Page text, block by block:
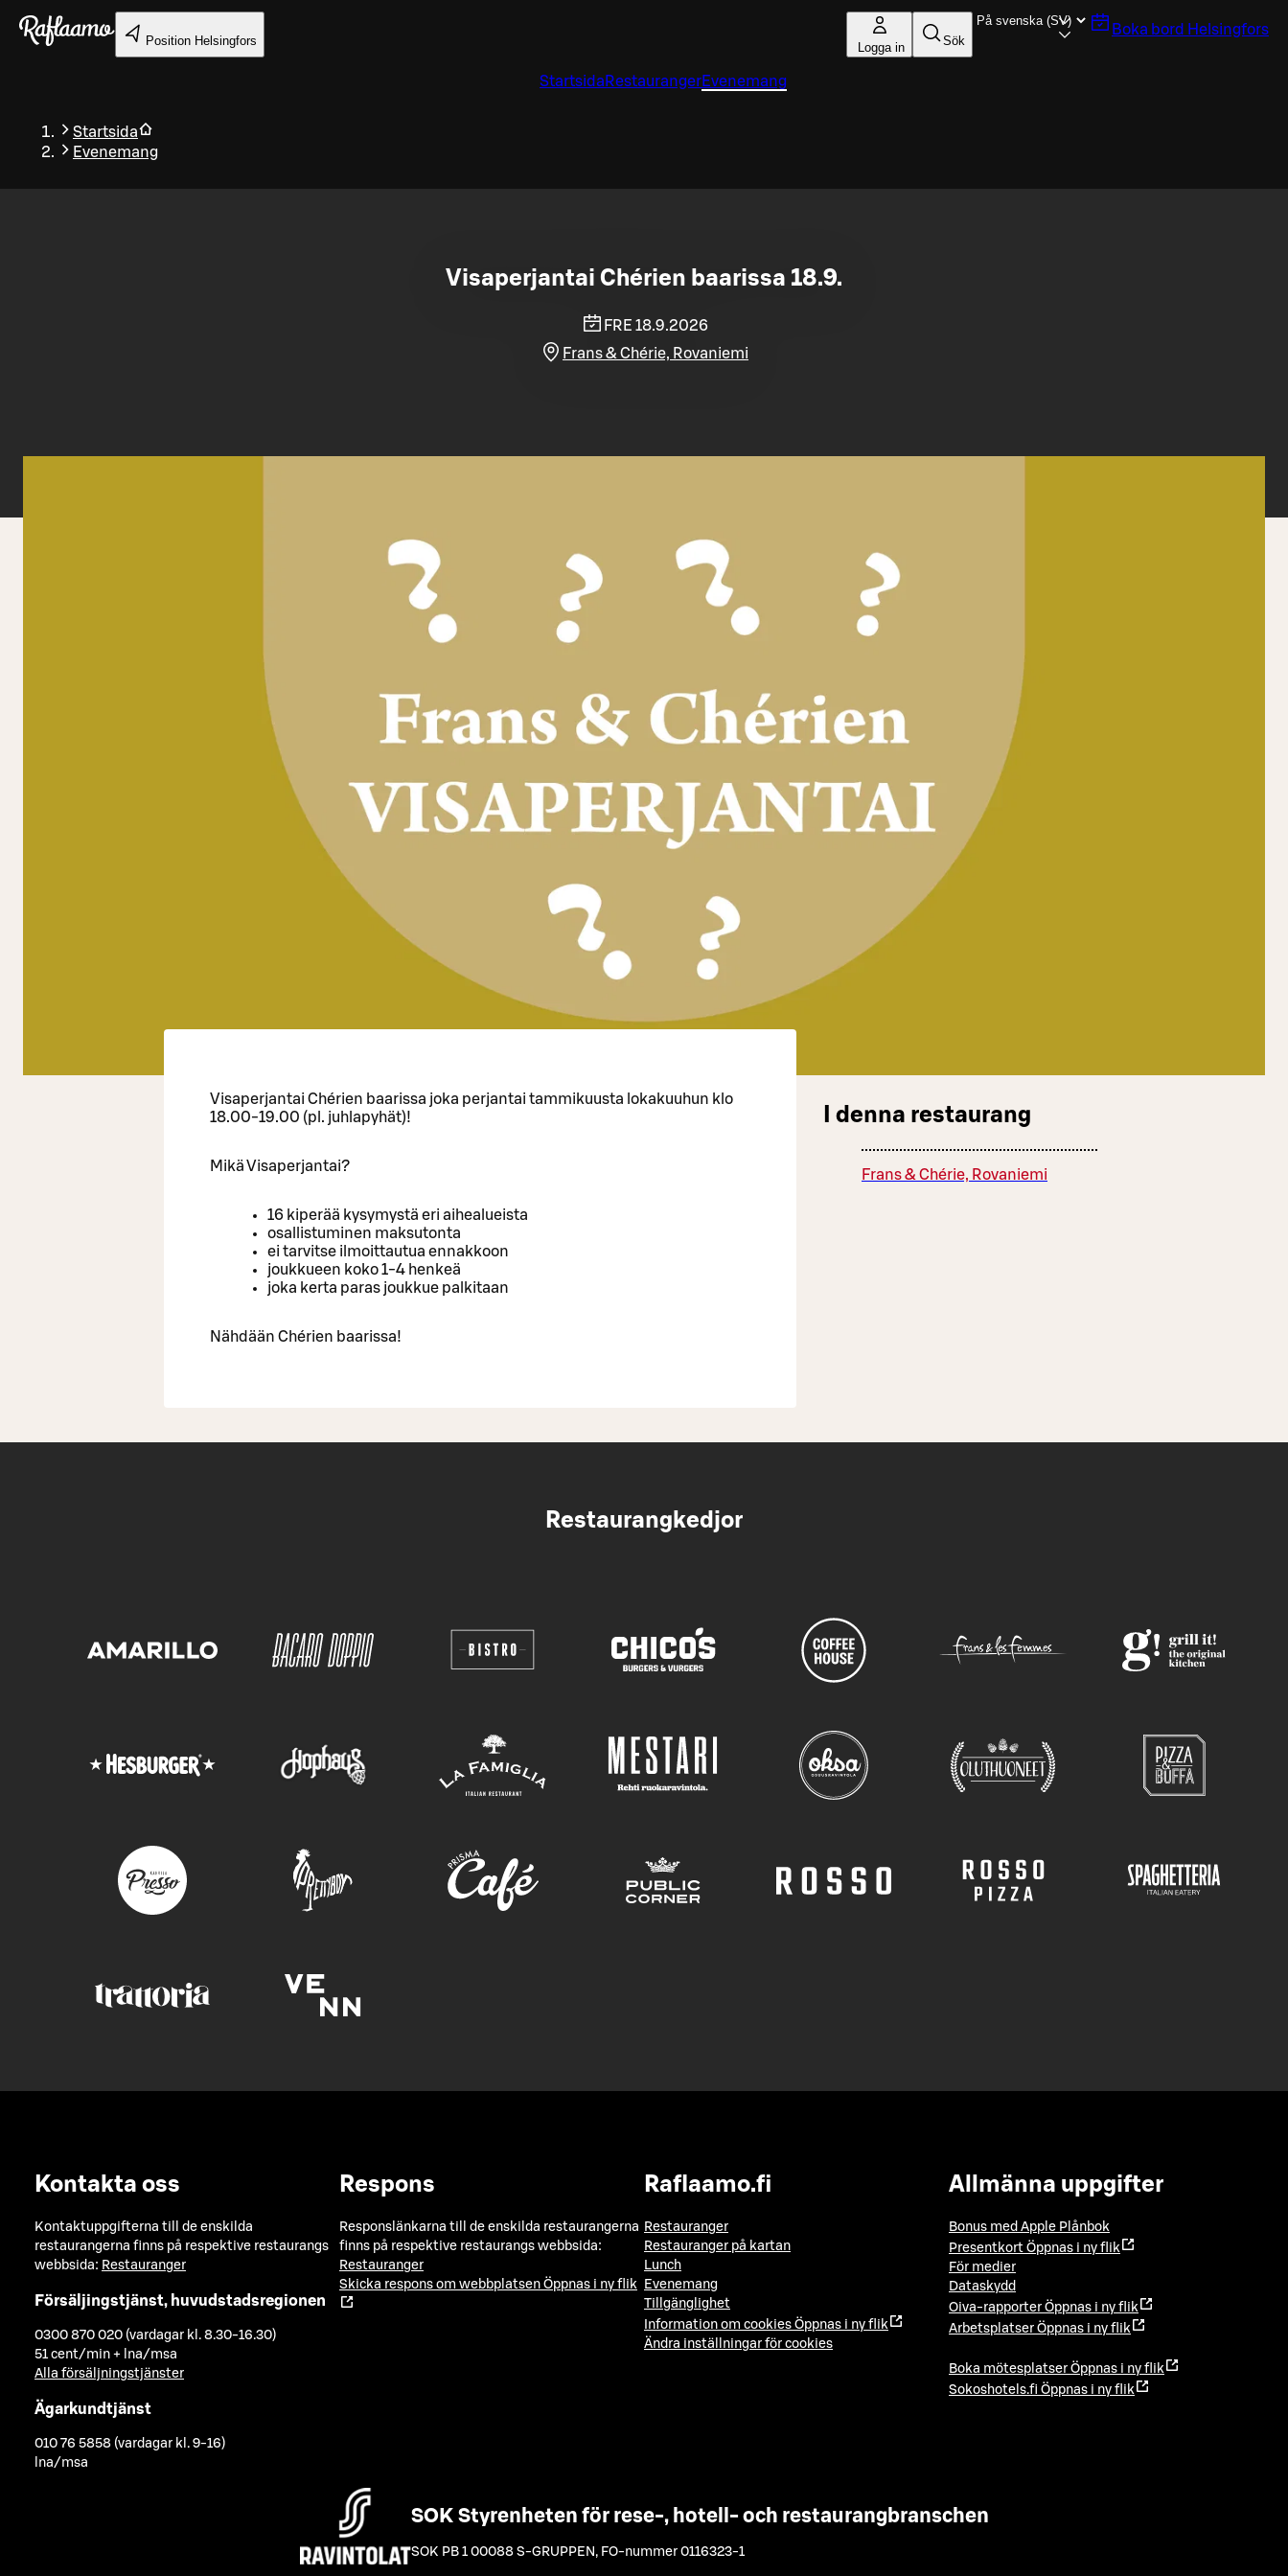
Gå till huvudinnehållet
Position Helsingfors Logga in Sök
Boka bord Helsingfors
Startsida RestaurangerEvenemang
Startsida
Evenemang
Tillbaka
Visaperjantai Chérien baarissa 18.9.
FRE 18.9.2026
Frans & Chérie, Rovaniemi
Visaperjantai Chérien baarissa joka perjantai tammikuusta lokakuuhun klo
18.00-19.00 (pl. juhlapyhät)!
Mikä Visaperjantai?
16 kiperää kysymystä eri aihealueista
osallistuminen maksutonta
ei tarvitse ilmoittautua ennakkoon
joukkueen koko 1-4 henkeä
joka kerta paras joukkue palkitaan
Nähdään Chérien baarissa!
I denna restaurang
Frans & Chérie, Rovaniemi
Restaurangkedjor
Kontakta oss
Kontaktuppgifterna till de enskilda
restaurangerna finns på respektive restaurangs
webbsida: Restauranger
Försäljingstjänst, huvudstadsregionen
0300 870 020 (vardagar kl. 8.30-16.30)
51 cent/min + lna/msa
Alla försäljningstjänster
Ägarkundtjänst
010 76 5858 (vardagar kl. 9-16)
lna/msa
Respons
Responslänkarna till de enskilda restaurangerna
finns på respektive restaurangs webbsida:
Restauranger
Skicka respons om webbplatsen Öppnas i ny flik
Raflaamo.fi
Restauranger
Restauranger på kartan
Lunch
Evenemang
Tillgänglighet
Information om cookies Öppnas i ny flik
Ändra inställningar för cookies
Allmänna uppgifter
Bonus med Apple Plånbok
Presentkort Öppnas i ny flik
För medier
Dataskydd
Oiva-rapporter Öppnas i ny flik
Arbetsplatser Öppnas i ny flik
Boka mötesplatser Öppnas i ny flik
Sokoshotels.fi Öppnas i ny flik
SOK Styrenheten för rese-, hotell- och restaurangbranschen
SOK PB 1 00088 S-GRUPPEN , FO-nummer 0116323-1